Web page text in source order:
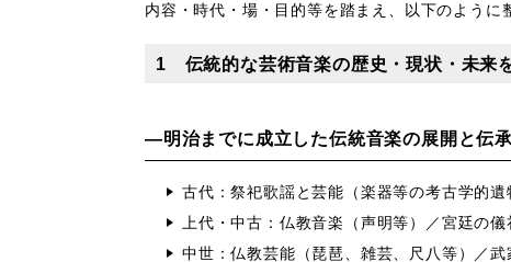
内容・時代・場・目的等を踏まえ、以下のように
1 伝統的な芸術音楽の歴史・現状・未来
―明治までに成立した伝統音楽の展開と伝
古代：祭祀歌謡と芸能（楽器等の考古学的遺
上代・中古：仏教音楽（声明等）／宮廷の儀
中世：仏教芸能（琵琶、雑芸、尺八等）／